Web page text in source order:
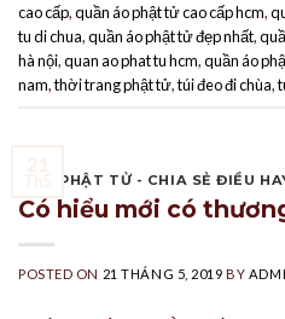
cao cấp,quần áo phật tử cao cấp hcm,
tu di chua,quần áo phật tử đẹp nhất,
hà nội,quan ao phat tu hcm,quần áo
nam,thời trang phật tử,túi đeo đi chùa,
GÓC PHẬT TỬ - CHIA SẺ ĐIỀU
Có hiểu mới có
POSTED ON 21 THÁNG 5, 2019 BY